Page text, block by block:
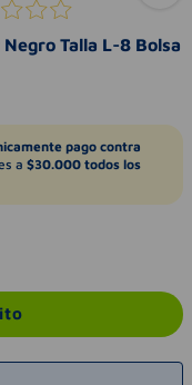
Talla L-8 Bolsa
pago contra
a $30.000 todos los